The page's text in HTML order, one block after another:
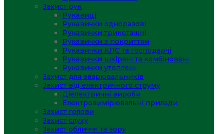
Захист рук
Рукавиці
Рукавички одноразові
Рукавички трикотажні
Рукавички з покриттям
Рукавички КЛС та господарчі
Рукавички шкіряні та комбіновані
Рукавички утеплені
Захист для зварювальників
Захист від електричного струму
Діелектричні вироби
Електровимірювальні прилади
Захист голови
Захист слуху
Захист обличчя та зору